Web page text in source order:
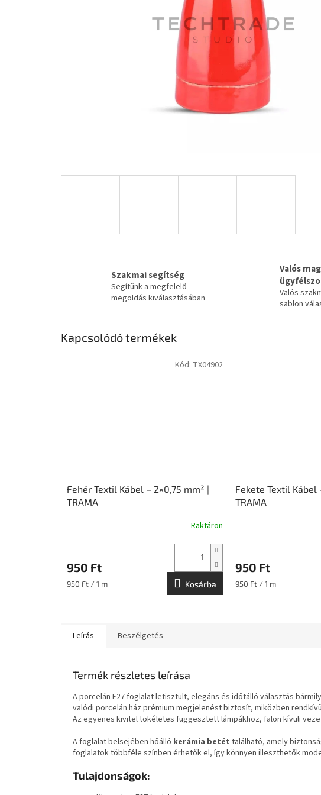
Szakmai segítség
Segítünk a megfelelő
megoldás kiválasztásában
Valós
Valós
sablon
Kapcsolódó termékek
Fehér Textil Kábel – 2×0,75 mm² |
TRAMA
Raktáron
950 Ft
Egységár:
950 Ft / 1 m Kosárba
Kód: TX04902
Fekete Textil Kábel
TRAMA
950 Ft
Egységár:
950 Ft / 1 m
Leírás Beszélgetés
Termék részletes leírása
A porcelán E27 foglalat letisztult, elegáns és időtálló választás
valódi porcelán ház prémium megjelenést biztosít, miközben
Az egyenes kivitel tökéletes függesztett lámpákhoz, falon kívüli
A foglalat belsejében hőálló kerámia betét található, amely
foglalatok többféle színben érhetők el, így könnyen illeszthetők
Tulajdonságok: